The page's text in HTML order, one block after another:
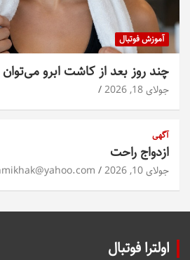
آموزش فوتبال
چند روز بعد از کاشت ابرو
جولای 18, 2026
آگهی
ازدواج راحت
جولای 10, 2026
اولترا فوتبال